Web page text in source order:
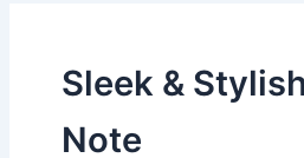
Sleek &
Note